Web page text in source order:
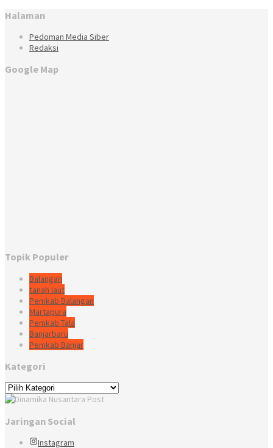
Halaman
Pedoman Media Siber
Redaksi
Google Map
Topik Populer
Balangan
tanah laut
Pemkab Balangan
Martapura
Pemkab Tala
Banjarbaru
Pemkab Banjar
Kategori
Kategori
Jaringan Social
Instagram